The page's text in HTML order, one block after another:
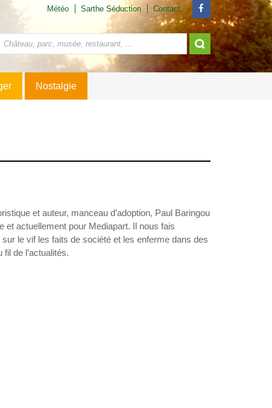
Météo Sarthe Séduction Contact
Nostalgie
et auteur, manceau d’adoption, Paul Baringou
et actuellement pour Mediapart. Il nous fais
le vif les faits de société et les enferme dans des
de l’actualités.